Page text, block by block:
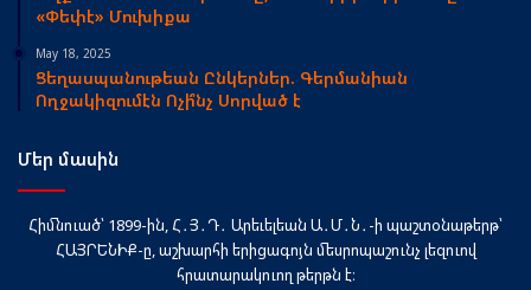
«Փեփէ» Մուխիքա
May 18, 2025
Ցեղասպանութեան Ընկերներ. Գերմանիան
Ողջակիզումէն Ոչի՞նչ Սորված է
Մեր մասին
Հիմնուած՝ 1899-ին, Հ․Յ․Դ․ Արեւելեան Ա․Մ․Ն․-ի պաշտօնաթերթ՝
ՀԱՅՐԵՆԻՔ-ը, աշխարհի երիցագոյն մեսրոպաշունչ լեզուով
հրատարակուող թերթն է։